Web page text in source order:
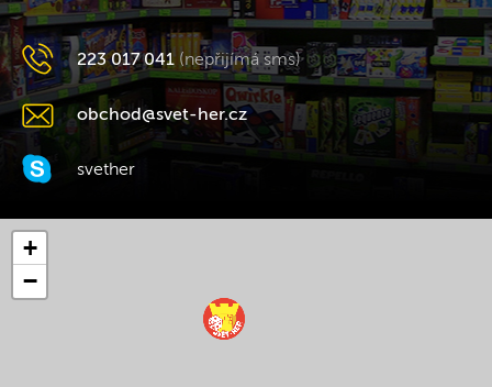
223 017 041 (nepřijímá sms)
obchod@svet-her.cz
svether
+
−